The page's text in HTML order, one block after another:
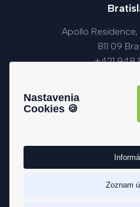
Apollo
811 09
+421 948
Pon. - Pia.:
Nastavenia
Cookies 🍪
Zoznam